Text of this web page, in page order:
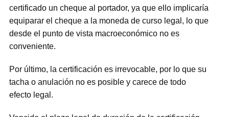
certificado un cheque al portador, ya que ello implicaría
equiparar el cheque a la moneda de curso legal, lo que
desde el punto de vista macroeconómico no es
conveniente.
Por último, la certificación es irrevocable, por lo que su
tacha o anulación no es posible y carece de todo
efecto legal.